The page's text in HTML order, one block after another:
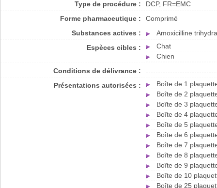
Type de procédure :
DCP, FR=EMC
Forme pharmaceutique :
Comprimé
Substances actives :
Amoxicilline
Espèces cibles :
Chat
Chien
Conditions de délivrance :
Présentations autorisées :
Boîte de 1
Boîte de 2
Boîte de 3
Boîte de 4
Boîte de 5
Boîte de 6
Boîte de 7
Boîte de 8
Boîte de 9
Boîte de 10
Boîte de 25